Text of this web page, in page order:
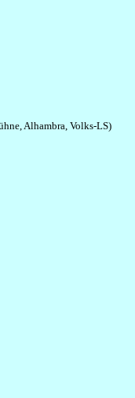
Alhambra, Volks-LS)